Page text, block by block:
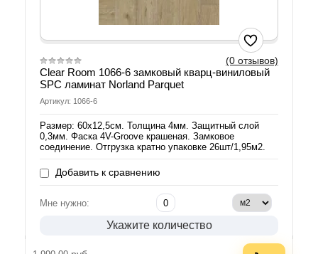
(0 отзывов)
Clear Room 1066-6 замковый кварц-виниловый
SPC ламинат Norland Parquet
Артикул: 1066-6
Размер: 60х12,5см. Толщина 4мм. Защитный слой
0,3мм. Фаска 4V-Groove крашеная. Замковое
соединение. Отгрузка кратно упаковке 26шт/1,95м2.
Добавить к сравнению
Мне нужно:
Укажите количество